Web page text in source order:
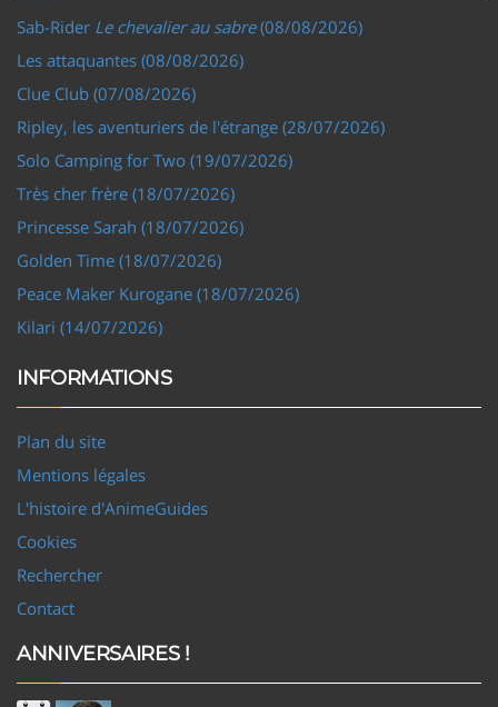
Sab-Rider Le chevalier au sabre(08/08/2026)
Les attaquantes (08/08/2026)
Clue Club (07/08/2026)
Ripley, les aventuriers de l'étrange (28/07/2026)
Solo Camping for Two (19/07/2026)
Très cher frère (18/07/2026)
Princesse Sarah (18/07/2026)
Golden Time (18/07/2026)
Peace Maker Kurogane (18/07/2026)
Kilari (14/07/2026)
INFORMATIONS
Plan du site
Mentions légales
L'histoire d'AnimeGuides
Cookies
Rechercher
Contact
ANNIVERSAIRES !